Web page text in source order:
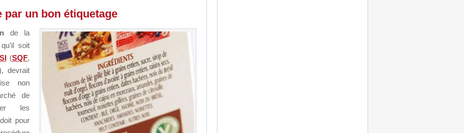
par un bon étiquetage
de la
soit
(SQF,
devrait
non
de
les
pour